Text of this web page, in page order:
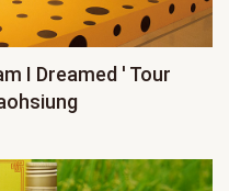
I Dreamed ' Tour